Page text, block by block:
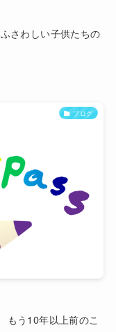
さわしい子供たちの
ブログ
もう10年以上前のこ